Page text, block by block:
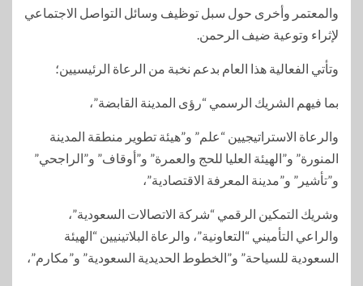
والمعتمر وأخرى حول سبل توظيف وسائل التواصل الاجتماعي
لإثراء وتوعية ضيف الرحمن.
وتأتي الفعالية هذا العام بدعم نخبة من الرعاة الرئيسيين؛
بما فيهم الشريك الرسمي “رؤى المدينة القابضة”،
والرعاة الاستراتيجيين “علم” و”هيئة تطوير منطقة المدينة
المنورة” و”الهيئة العليا للحج والعمرة” و”أوقاف” و”الراجحي”
و”تأشير” و”مدينة المعرفة الاقتصادية”،
وشريك التمكين الرقمي “شركة الاتصالات السعودية”،
والراعي التأميني “التعاونية”، والرعاة البلاتينيين “الهيئة
السعودية للسياحة” و”الخطوط الحديدية السعودية” و”مكارم”،